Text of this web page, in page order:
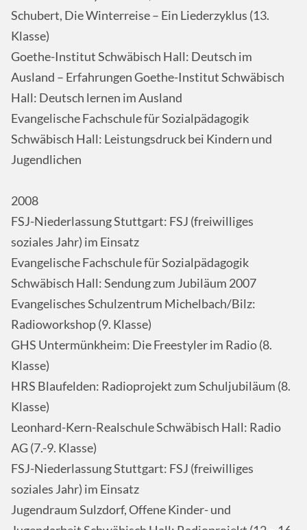
Schubert, Die Winterreise – Ein Liederzyklus (13.
Klasse)
Goethe-Institut Schwäbisch Hall: Deutsch im
Ausland – Erfahrungen Goethe-Institut Schwäbisch
Hall: Deutsch lernen im Ausland
Evangelische Fachschule für Sozialpädagogik
Schwäbisch Hall: Leistungsdruck bei Kindern und
Jugendlichen
2008
FSJ-Niederlassung Stuttgart: FSJ (freiwilliges
soziales Jahr) im Einsatz
Evangelische Fachschule für Sozialpädagogik
Schwäbisch Hall: Sendung zum Jubiläum 2007
Evangelisches Schulzentrum Michelbach/Bilz:
Radioworkshop (9. Klasse)
GHS Untermünkheim: Die Freestyler im Radio (8.
Klasse)
HRS Blaufelden: Radioprojekt zum Schuljubiläum (8.
Klasse)
Leonhard-Kern-Realschule Schwäbisch Hall: Radio
AG (7.-9. Klasse)
FSJ-Niederlassung Stuttgart: FSJ (freiwilliges
soziales Jahr) im Einsatz
Jugendraum Sulzdorf, Offene Kinder- und